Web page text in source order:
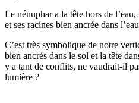
Le nénuphar a la tête hors de
et ses racines bien ancrée dans
C’est très symbolique de notre
bien ancrés dans le sol et la tête
y a tant de conflits, ne vaudrait-il
lumière ?